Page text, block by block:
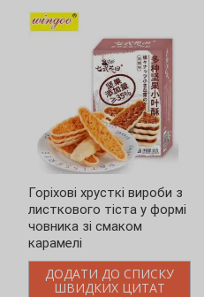
Горіхові хрусткі вироби з
листкового тіста у формі
човника зі смаком
карамелі
ДОДАТИ ДО СПИСКУ
ШВИДКИХ ЦИТАТ